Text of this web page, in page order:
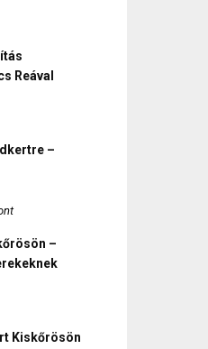
Reával
–
–
Kiskőrösön